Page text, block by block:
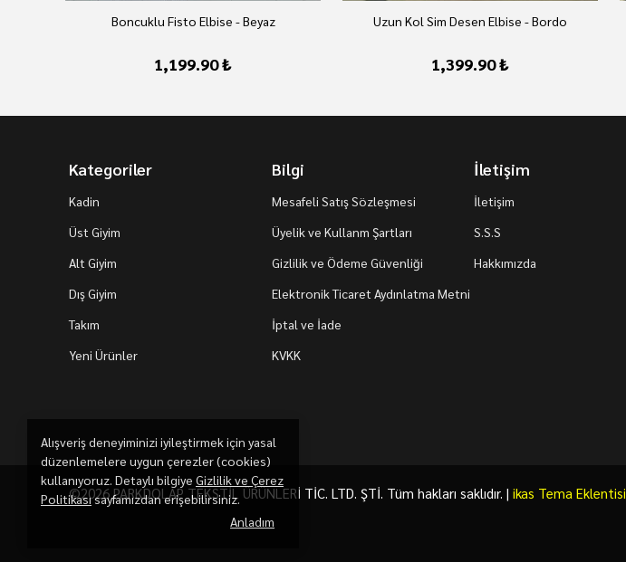
Alışveriş deneyiminizi iyileştirmek için yasal
düzenlemelere uygun çerezler (cookies)
kullanıyoruz. Detaylı bilgiye Gizlilik ve Çerez
Politikasısayfamızdan erişebilirsiniz.
Anladım
Boncuklu Fisto Elbise - Beyaz
1,199.90 ₺
Uzun Kol Sim Desen Elbise - Bordo
1,399.90 ₺
Kategoriler
Kadin
Üst Giyim
Alt Giyim
Dış Giyim
Takım
Yeni Ürünler
Bilgi
Mesafeli Satış Sözleşmesi
Üyelik ve Kullanm Şartları
Gizlilik ve Ödeme Güvenliği
Elektronik Ticaret Aydınlatma Metni
İptal ve İade
KVKK
İletişim
İletişim
S.S.S
Hakkımızda
©2026 PARKDOLAP TEKSTİL ÜRÜNLERİ TİC. LTD. ŞTİ. Tüm hakları saklıdır. | ikas Tema Eklentisi